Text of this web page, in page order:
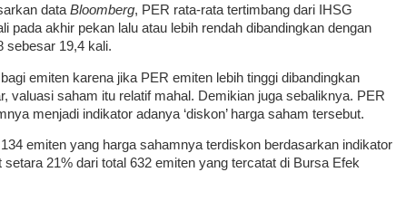
data Bloomberg, PER rata-rata tertimbang dari IHSG
pada akhir pekan lalu atau lebih rendah dibandingkan dengan
sebesar 19,4 kali.
emiten karena jika PER emiten lebih tinggi dibandingkan
valuasi saham itu relatif mahal. Demikian juga sebaliknya. PER
menjadi indikator adanya ‘diskon’ harga saham tersebut.
emiten yang harga sahamnya terdiskon berdasarkan indikator
setara 21% dari total 632 emiten yang tercatat di Bursa Efek